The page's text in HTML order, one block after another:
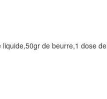
de beurre,1 dose de